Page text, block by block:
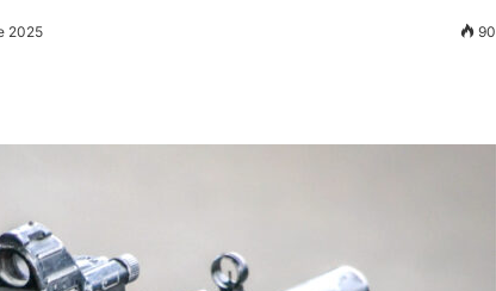
2025 90